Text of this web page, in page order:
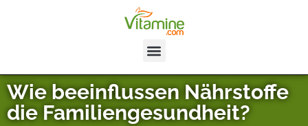
Wie beeinflussen Nährstoffe
die Familiengesundheit?